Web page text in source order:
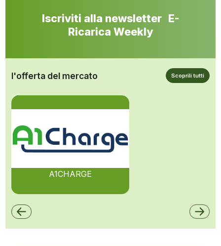
Iscriviti alla newsletter E-
Ricarica Weekly
l'offerta del mercato Scoprili tutti
A1CHARGE